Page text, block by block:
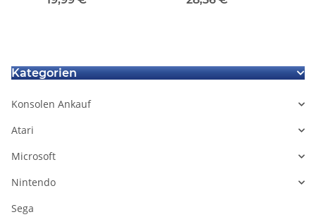
Kategorien
Konsolen Ankauf
Atari
Microsoft
Nintendo
Sega